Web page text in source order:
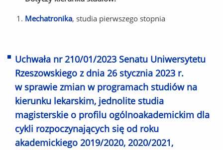
Mechatronika, studia pierwszego stopnia
Uchwała nr 210/01/2023 Senatu Uniwersytetu
Rzeszowskiego z dnia 26 stycznia 2023 r.
w sprawie zmian w programach studiów na
kierunku lekarskim, jednolite studia
magisterskie o profilu ogólnoakademickim dla
cykli rozpoczynających się od roku
akademickiego 2019/2020, 2020/2021,